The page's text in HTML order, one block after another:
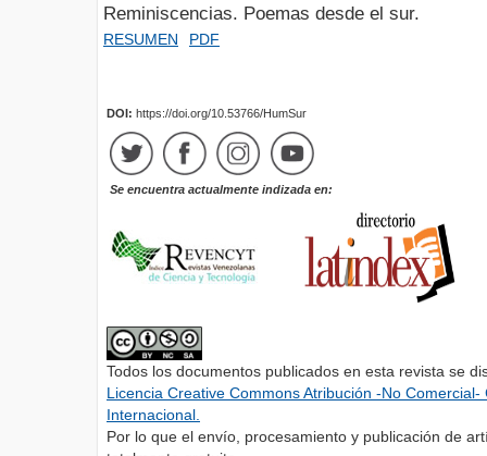
Reminiscencias. Poemas desde el sur.
RESUMEN PDF
DOI: https://doi.org/10.53766/HumSur
Se encuentra actualmente indizada en:
Todos los documentos publicados en esta revista se
Licencia Creative Commons Atribución -No
Internacional.
Por lo que el envío, procesamiento y publicación de